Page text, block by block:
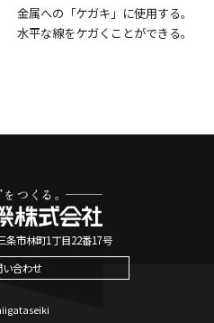
金属への「ケガキ」に使用する。
水平な線をケガくことができる。
条市林町1丁目22番17号
い合わせ